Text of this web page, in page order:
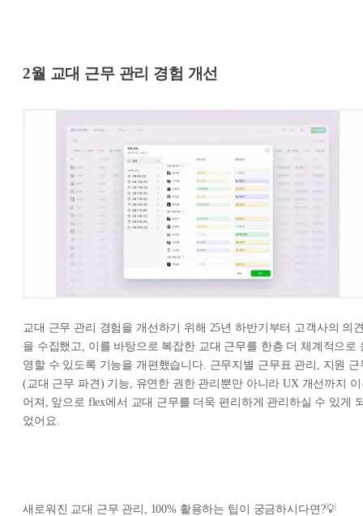
2월 교대 근무 관리 경험 개선
교대 근무 관리 경험을 개선하기 위해 25년 하반기부터 고객사의 의
을 수집했고, 이를 바탕으로 복잡한 교대 근무를 한층 더 체계적으로
영할 수 있도록 기능을 개편했습니다. 근무지별 근무표 관리, 지원 근
(교대 근무 파견) 기능, 유연한 권한 관리뿐만 아니라 UX 개선까지 이
어져, 앞으로 flex에서 교대 근무를 더욱 편리하게 관리하실 수 있게
었어요.
새로워진 교대 근무 관리, 100% 활용하는 팁이 궁금하시다면?💡